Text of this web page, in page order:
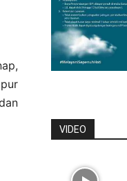
VIDEO